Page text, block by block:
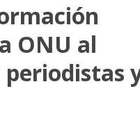
DH
ONU al